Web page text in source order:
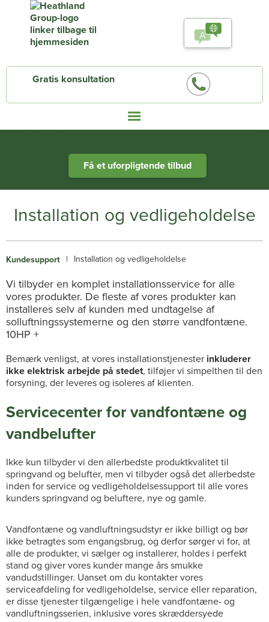
Gratis konsultation
Få et uforpligtende tilbud
Installation og vedligeholdelse
Kundesupport | Installation og vedligeholdelse
Vi tilbyder en komplet installationsservice for alle
vores produkter. De fleste af vores produkter kan
installeres selv af kunden med undtagelse af
solluftningssystemerne og den større vandfontæne.
10HP +
Bemærk venligst, at vores installationstjenester inkluderer
ikke elektrisk arbejde på stedet, tilføjer vi simpelthen til den
forsyning, der leveres og isoleres af klienten.
Servicecenter for vandfontæne og
vandbelufter
Ikke kun tilbyder vi den allerbedste produktkvalitet til
springvand og belufter, men vi tilbyder også det allerbedste
inden for service og vedligeholdelsessupport til alle vores
kunders springvand og beluftere, nye og gamle.
Vandfontæne og vandluftningsudstyr er ikke billigt og bør
ikke betragtes som engangsbrug, og derfor sørger vi for, at
alle de produkter, vi sælger og installerer, holdes i perfekt
stand og giver vores kunder mange års smukke
vandudstillinger. Uanset om du kontakter vores
serviceafdeling for vedligeholdelse, service eller reparation,
er disse tjenester tilgængelige i hele vandfontæne- og
vandluftningsserien, inklusive vores skræddersyede